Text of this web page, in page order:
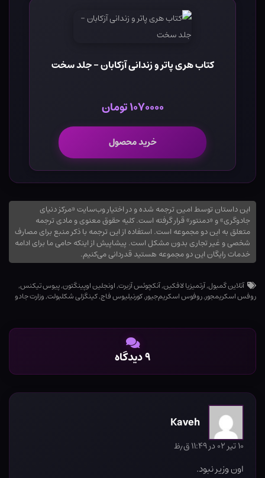
کتاب هری پاتر و زندانی آزکابان - جلد سخت
۱۰۷۰۰۰۰ تومان
خرید محصول
این داستان توسط امین ترجمه شده و در اختیار وب‌سایت «مرکز دنیای
جادوگری» و «دمنتور» قرار گرفته است. کلیه حقوق معنوی و مادی ترجمه
متعلق به این دو مجموعه است. استفاده از این ترجمه با ذکر منبع برای مصارف
شخصی و غیر تجاری بدون مشکل است. پیشاپیش از اینکه حامی ما برای ادامه
خدمات رایگان این دو مجموعه هستید قدردانی می‌کنیم.
آتلاین گمبول,آرتمیزیا لافکین,آنکچوئس آزبرت,اونجلین اوپینگتون,پیوس تیکنس,
روفس اسکریمجور,روفوس اسکریم‌جیور,کورنیلیوس فاج,کینگزلی شکلبولت,وزارت جادو
۹ دیدگاه
Kaveh
۱۰ تیر ۰۲ در ۱۱:۴۹ ق٫ظ
اون وزیر نبود.